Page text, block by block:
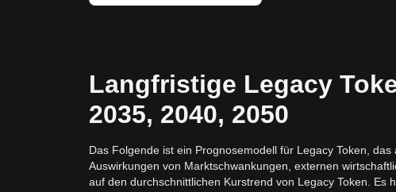
Langfristige Legacy
2035, 2040, 2050
Das Folgende ist ein Prognosemodell für Legacy Token,
Auswirkungen von Marktschwankungen, externen
auf den durchschnittlichen Kurstrend von Legacy Token. Es